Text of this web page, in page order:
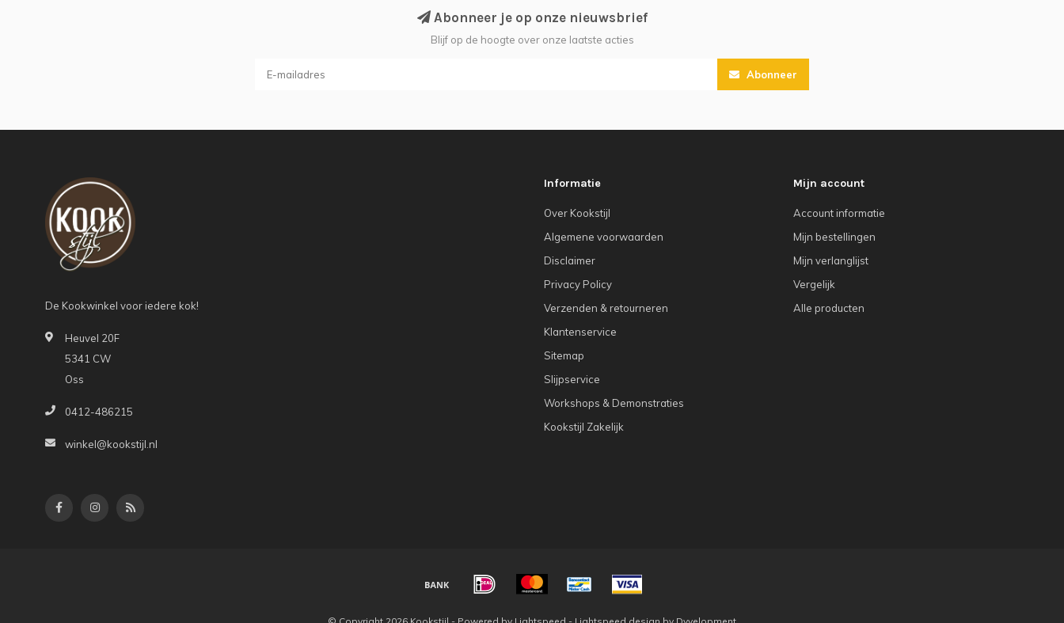
Abonneer je op onze nieuwsbrief
Blijf op de hoogte over onze laatste acties
Abonneer
De Kookwinkel voor iedere kok!
Heuvel 20F
5341 CW
Oss
0412-486215
winkel@kookstijl.nl
Informatie
Over Kookstijl
Algemene voorwaarden
Disclaimer
Privacy Policy
Verzenden & retourneren
Klantenservice
Sitemap
Slijpservice
Workshops & Demonstraties
Kookstijl Zakelijk
Mijn account
Account informatie
Mijn bestellingen
Mijn verlanglijst
Vergelijk
Alle producten